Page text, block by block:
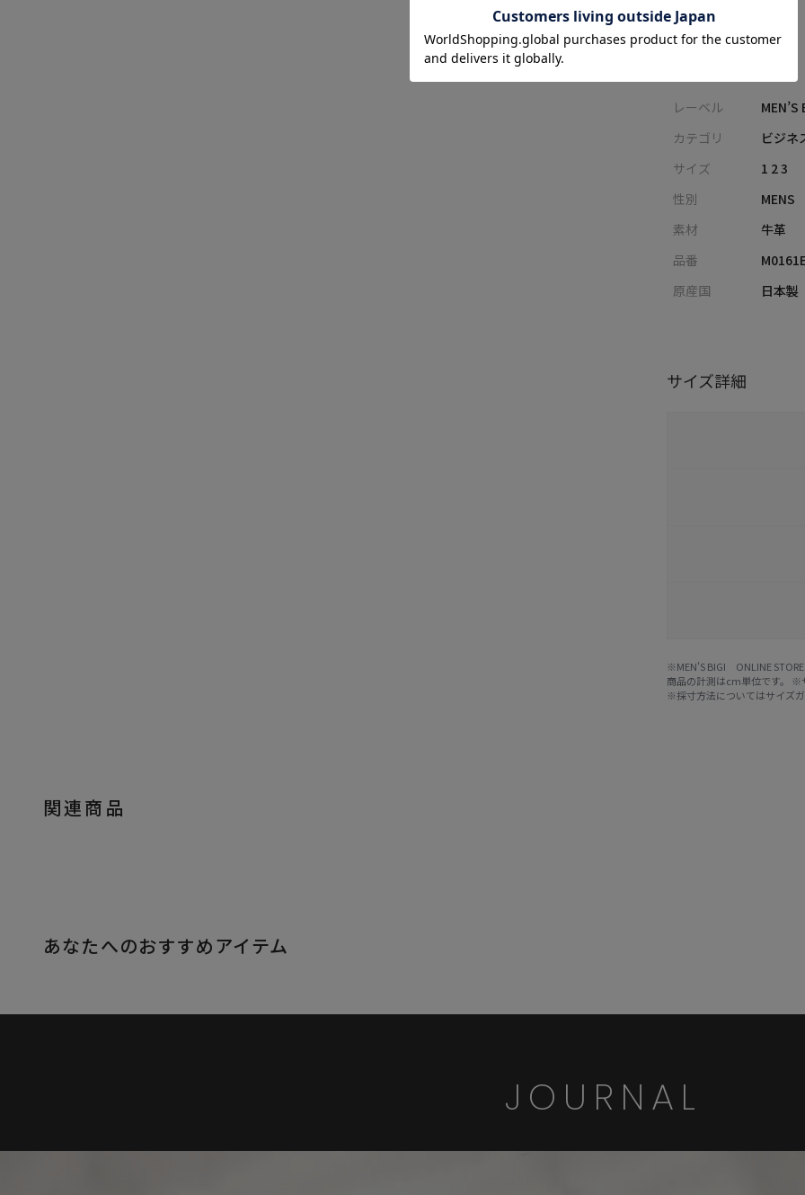
レーベル
MEN’S
カテゴリ
ビジネ
サイズ
1 2 3
性別
MENS
素材
牛革
品番
原産国
日本製
サイズ詳細
※MEN'S BIGI ONLINE
商品の計測はcm単位です。 ※
※採寸方法についてはサイズ
関連商品
あなたへのおすすめアイテム
JOURNAL